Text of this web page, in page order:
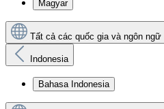
Magyar
Tất cả các quốc gia và ngôn ngữ
Indonesia
Bahasa Indonesia